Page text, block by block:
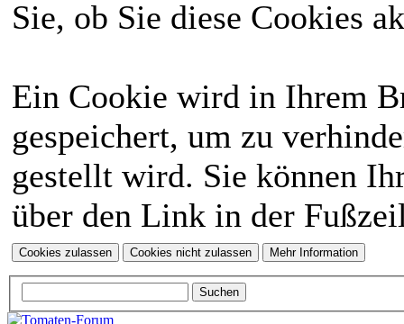
Sie, ob Sie diese Cookies
Ein Cookie wird in Ihrem
gespeichert, um zu
gestellt wird. Sie können
über den Link in der